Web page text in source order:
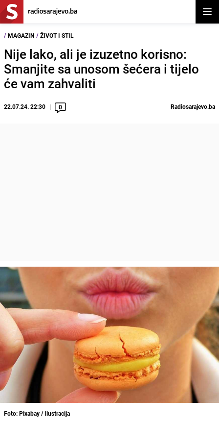
/ MAGAZIN / ŽIVOT I STIL
Nije lako, ali je izuzetno korisno:
Smanjite sa unosom šećera i tijelo
će vam zahvaliti
22.07.24. 22:30 0 Radiosarajevo.ba
Foto: Pixabay / Ilustracija